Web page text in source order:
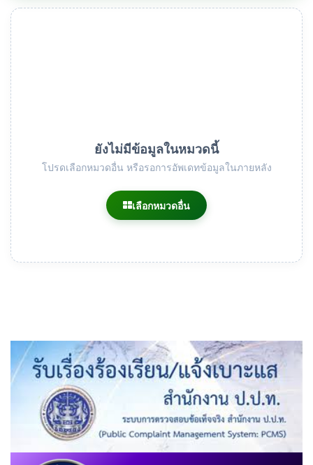
ยังไม่มีข้อมูลในหมวดนี้
โปรดเลือกหมวดอื่น หรือรอการอัพเดทข้อมูลในภายหลัง
เลือกหมวดอื่น